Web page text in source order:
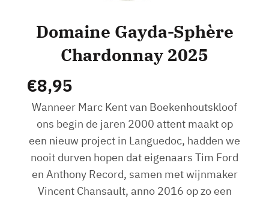
Domaine Gayda-Sphère
Chardonnay 2025
€8,95
Wanneer Marc Kent van Boekenhoutskloof
ons begin de jaren 2000 attent maakt op
een nieuw project in Languedoc, hadden we
nooit durven hopen dat eigenaars Tim Ford
en Anthony Record, samen met wijnmaker
Vincent Chansault, anno 2016 op zo een